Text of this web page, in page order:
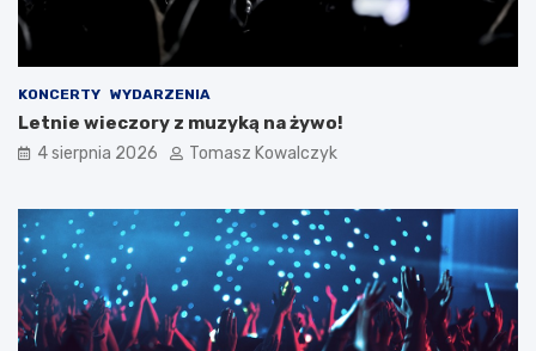
KONCERTY WYDARZENIA
Letnie wieczory z muzyką na żywo!
4 sierpnia 2026 Tomasz Kowalczyk